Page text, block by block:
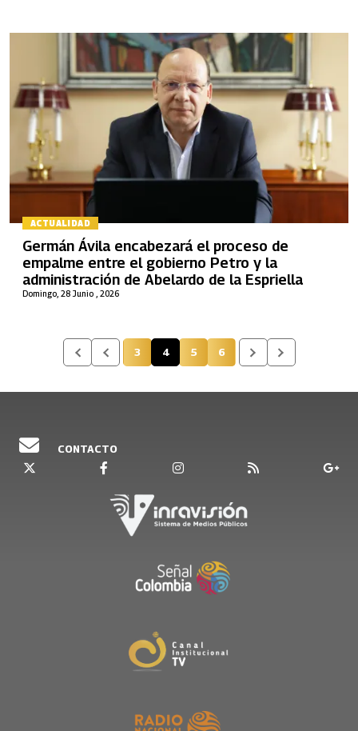
ACTUALIDAD
Domingo, 28 Junio , 2026
Germán Ávila encabezará el proceso de
empalme entre el gobierno Petro y la
administración de Abelardo de la Espriella
Página
3 Página actual
4 Página
5 Página
6
CONTACTO